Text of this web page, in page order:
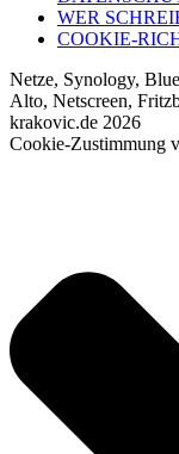
WER
COOKIE-
Netze, Synology,
Alto, Netscreen,
krakovic.de 2026
Cookie-Zustimmung